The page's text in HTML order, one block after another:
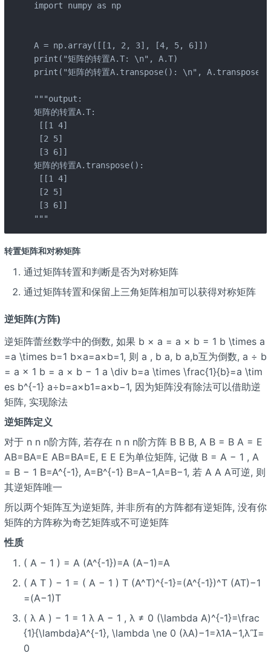
import numpy as np
A = np.array([[1, 2, 3], [4, 5, 6]])
print("矩阵的转置A.T: \n", A.T)
print("矩阵的转置A.transpose(): \n",
"""output:
矩阵的转置A.T:
[[1 4]
[2 5]
[3 6]]
矩阵的转置A.transpose():
[[1 4]
[2 5]
[3 6]]
"""
转置矩阵和对称矩阵
通过矩阵转置和判断是否为对称矩阵
通过矩阵转置和保留上三角矩阵相加可以获得对称矩阵
逆矩阵(方阵)
逆矩阵蕾丝数学中的倒数, 如果 b × a = a × b = 1 b \times a
=a \times b=1 b×a=a×b=1, 则 a , b a, b a,b互为倒数, a ÷ b
= a × 1 b = a × b − 1 a \div b=a \times \frac{1}{b}=a \tim
es b^{-1} a÷b=a×b1=a×b−1, 因为矩阵没有除法可以借助逆
矩阵, 实现除法
逆矩阵定义
对于 n n n阶方阵, 若存在 n n n阶方阵 B B B, A B = B A = E
AB=BA=E AB=BA=E, E E E为单位矩阵, 记做 B = A − 1 , A
= B − 1 B=A^{-1}, A=B^{-1} B=A−1,A=B−1, 若 A A A可逆, 则
其逆矩阵唯一
所以两个矩阵互为逆矩阵, 并非所有的方阵都有逆矩阵, 没有你
矩阵的方阵称为奇艺矩阵或不可逆矩阵
性质
( A − 1 ) = A (A^{-1})=A (A−1)=A
( A T ) − 1 = ( A − 1 ) T (A^T)^{-1}=(A^{-1})^T (AT)−1
=(A−1)T
( λ A ) − 1 = 1 λ A − 1 , λ ≠ 0 (\lambda A)^{-1}=\frac
{1}{\lambda}A^{-1}, \lambda \ne 0 (λA)−1=λ1A−1,λ=
0